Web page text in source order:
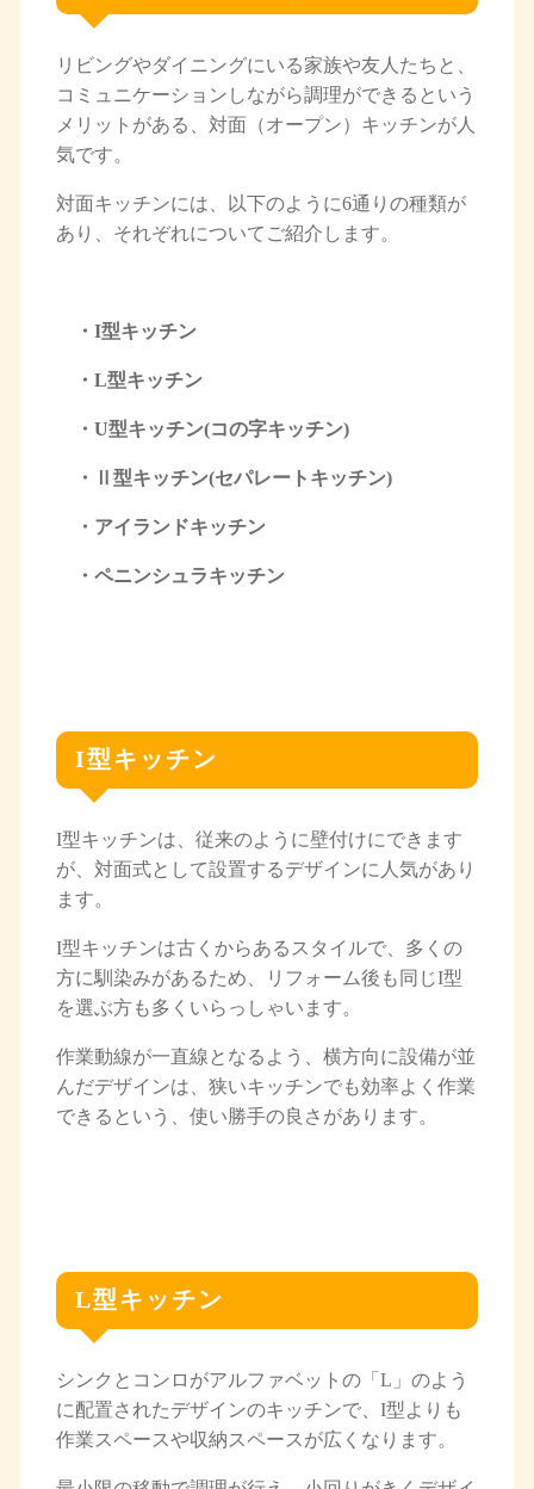
リビングやダイニングにいる家族や友人たちと、
コミュニケーションしながら調理ができるという
メリットがある、対面（オープン）キッチンが人
気です。
対面キッチンには、以下のように6通りの種類が
あり、それぞれについてご紹介します。
・I型キッチン
・L型キッチン
・U型キッチン(コの字キッチン)
・Ⅱ型キッチン(セパレートキッチン)
・アイランドキッチン
・ペニンシュラキッチン
I型キッチン
I型キッチンは、従来のように壁付けにできます
が、対面式として設置するデザインに人気があり
ます。
I型キッチンは古くからあるスタイルで、多くの
方に馴染みがあるため、リフォーム後も同じI型
を選ぶ方も多くいらっしゃいます。
作業動線が一直線となるよう、横方向に設備が並
んだデザインは、狭いキッチンでも効率よく作業
できるという、使い勝手の良さがあります。
L型キッチン
シンクとコンロがアルファベットの「L」のよう
に配置されたデザインのキッチンで、I型よりも
作業スペースや収納スペースが広くなります。